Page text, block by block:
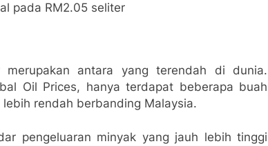
pada RM2.05 seliter
antara yang terendah di dunia.
Oil Prices, hanya terdapat beberapa buah
rendah berbanding Malaysia.
pengeluaran minyak yang jauh lebih tinggi